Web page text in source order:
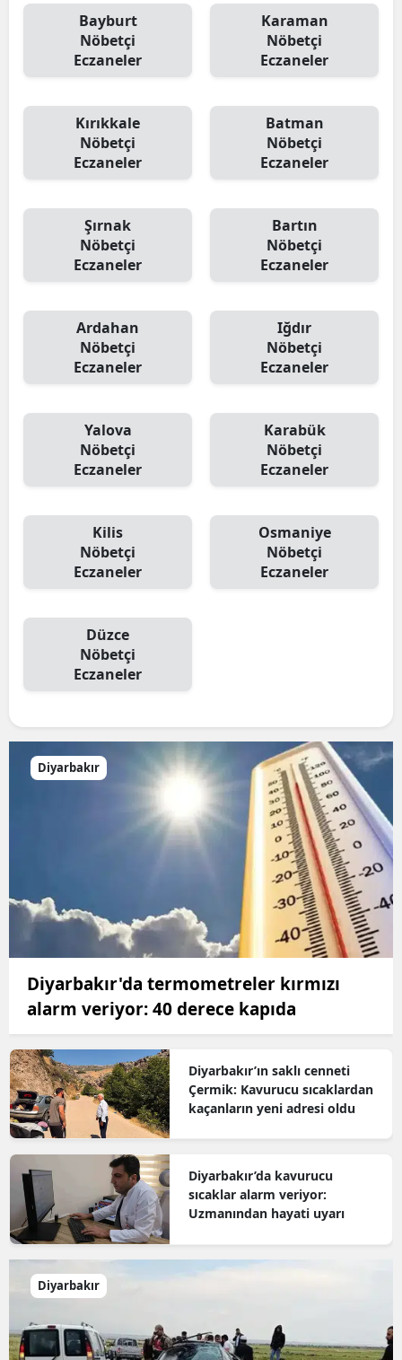
Bayburt
Nöbetçi
Eczaneler
Karaman
Nöbetçi
Eczaneler
Kırıkkale
Nöbetçi
Eczaneler
Batman
Nöbetçi
Eczaneler
Şırnak
Nöbetçi
Eczaneler
Bartın
Nöbetçi
Eczaneler
Ardahan
Nöbetçi
Eczaneler
Iğdır
Nöbetçi
Eczaneler
Yalova
Nöbetçi
Eczaneler
Karabük
Nöbetçi
Eczaneler
Kilis
Nöbetçi
Eczaneler
Osmaniye
Nöbetçi
Eczaneler
Düzce
Nöbetçi
Eczaneler
Diyarbakır
Diyarbakır'da termometreler kırmızı
alarm veriyor: 40 derece kapıda
Diyarbakır’ın saklı cenneti
Çermik: Kavurucu sıcaklardan
kaçanların yeni adresi oldu
Diyarbakır’da kavurucu
sıcaklar alarm veriyor:
Uzmanından hayati uyarı
Diyarbakır